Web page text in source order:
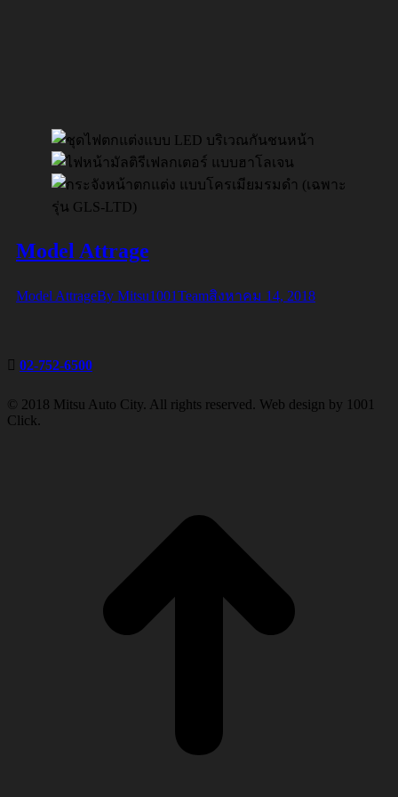
Model Attrage
Model AttrageBy Mitsu1001Teamสิงหาคม 14, 2018
02-752-6500
© 2018 Mitsu Auto City. All rights reserved. Web design by 1001
Click.